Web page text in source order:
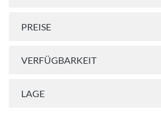
PREISE
VERFÜGBARKEIT
LAGE